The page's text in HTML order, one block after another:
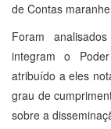
de Contas
Foram
integram o
atribuído a eles
grau de
sobre a